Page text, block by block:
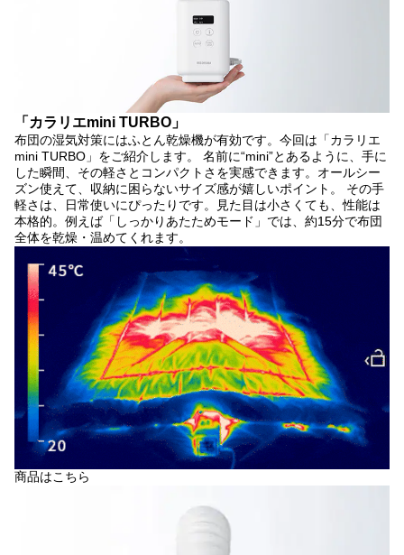
「カラリエmini TURBO」
布団の湿気対策にはふとん乾燥機が有効です。今回は「カラリエ
mini TURBO」をご紹介します。 名前に“mini”とあるように、手に
した瞬間、その軽さとコンパクトさを実感できます。オールシー
ズン使えて、収納に困らないサイズ感が嬉しいポイント。 その手
軽さは、日常使いにぴったりです。
見た目は小さくても、性能は
本格的。 例えば「しっかりあたためモード」では、約15分で布団
全体を乾燥・温めてくれます。
商品はこちら